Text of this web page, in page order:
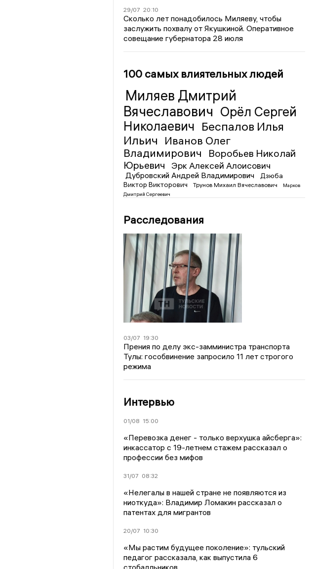
29/07 20:10
Сколько лет понадобилось Миляеву, чтобы
заслужить похвалу от Якушкиной. Оперативное
совещание губернатора 28 июля
100 самых влиятельных людей
Миляев Дмитрий
Вячеславович Орёл Сергей
Николаевич Беспалов Илья
Ильич
Иванов Олег
Владимирович
Воробьев Николай
Юрьевич
Эрк Алексей Алоисович
Дубровский Андрей Владимирович
Дзюба
Виктор Викторович
Трунов Михаил Вячеславович
Марков
Дмитрий Сергеевич
Расследования
03/07 19:30
Прения по делу экс-замминистра транспорта
Тулы: гособвинение запросило 11 лет строгого
режима
Интервью
01/08 15:00
«Перевозка денег - только верхушка айсберга»:
инкассатор с 19-летнем стажем рассказал о
профессии без мифов
31/07 08:32
«Нелегалы в нашей стране не появляются из
ниоткуда»: Владимир Ломакин рассказал о
патентах для мигрантов
20/07 10:30
«Мы растим будущее поколение»: тульский
педагог рассказала, как выпустила 6
стобалльников